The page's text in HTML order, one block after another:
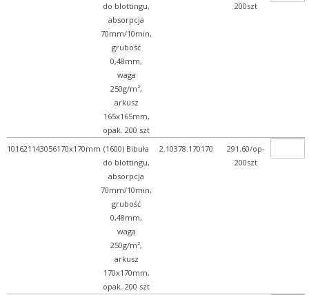
do blottingu,
absorpcja
70mm/10min,
grubość
0,48mm,
waga
250g/m²,
arkusz
165x165mm,
opak. 200 szt
200szt
101621143056170x170mm (1600) Bibuła
do blottingu,
absorpcja
70mm/10min,
grubość
0,48mm,
waga
250g/m²,
arkusz
170x170mm,
opak. 200 szt
2.10378.170170
291.60/op-
200szt